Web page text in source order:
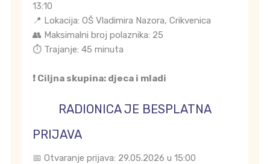
13:10
📍 Lokacija: OŠ Vladimira Nazora, Crikvenica
👥 Maksimalni broj polaznika: 25
⏱️ Trajanje: 45 minuta
❗ Ciljna skupina: djeca i mladi
RADIONICA JE BESPLATNA
PRIJAVA
📅 Otvaranje prijava: 29.05.2026 u 15:00